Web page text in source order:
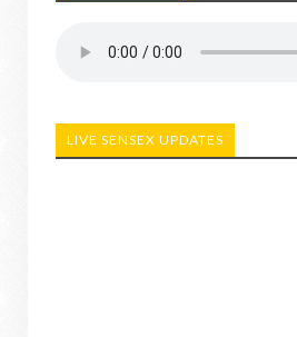
LIVE SENSEX UPDATES